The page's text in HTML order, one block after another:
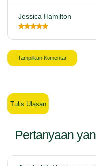
Jessica Hamilton
Tampilkan Komentar
Tulis Ulasan
Pertanyaan